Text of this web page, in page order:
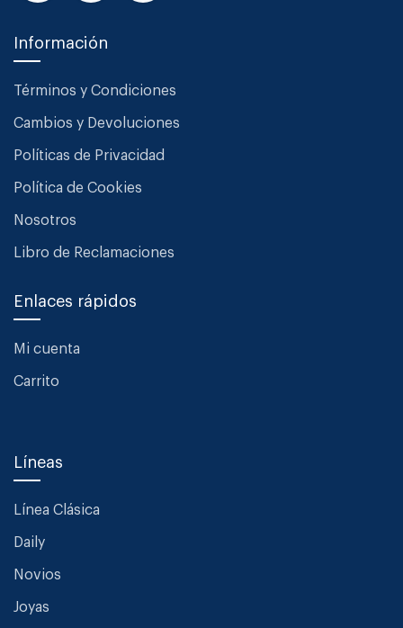
Información
Términos y Condiciones
Cambios y Devoluciones
Políticas de Privacidad
Política de Cookies
Nosotros
Libro de Reclamaciones
Enlaces rápidos
Mi cuenta
Carrito
Líneas
Línea Clásica
Daily
Novios
Joyas